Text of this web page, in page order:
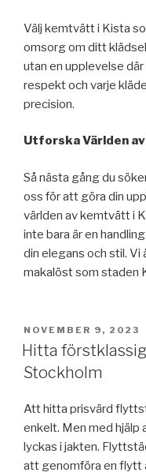
Välj kemtvätt i Kista
omsorg om ditt
utan en upplevelse
respekt och varje
precision.
Utforska Världen
Så nästa gång du
oss för att göra din
världen av kemtvätt i
inte bara är en
din elegans och stil. Vi
makalöst som staden
PUBLICERAT
NOVEMBER 9, 2023
Hitta
Stockholm
Att hitta prisvärd
enkelt. Men med hjälp
lyckas i jakten.
att genomföra en flytt